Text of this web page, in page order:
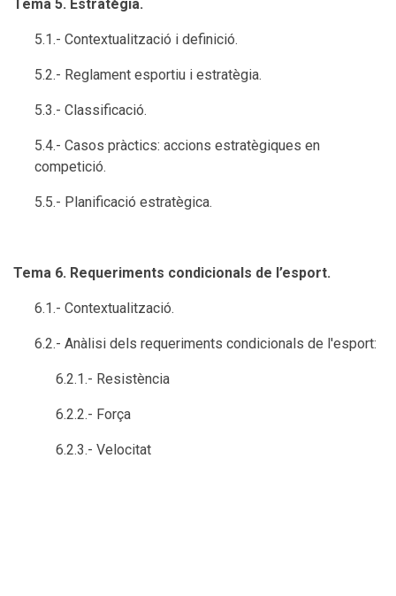
Tema 5. Estratègia.
5.1.- Contextualització i definició.
5.2.- Reglament esportiu i estratègia.
5.3.- Classificació.
5.4.- Casos pràctics: accions estratègiques en
competició.
5.5.- Planificació estratègica.
Tema 6. Requeriments condicionals de l’esport.
6.1.- Contextualització.
6.2.- Anàlisi dels requeriments condicionals de l'esport:
6.2.1.- Resistència
6.2.2.- Força
6.2.3.- Velocitat